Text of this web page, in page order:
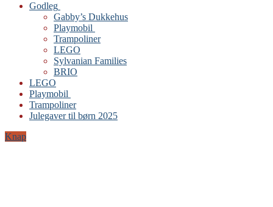
Godleg
Gabby’s Dukkehus
Playmobil
Trampoliner
LEGO
Sylvanian Families
BRIO
LEGO
Playmobil
Trampoliner
Julegaver til børn 2025
Knap